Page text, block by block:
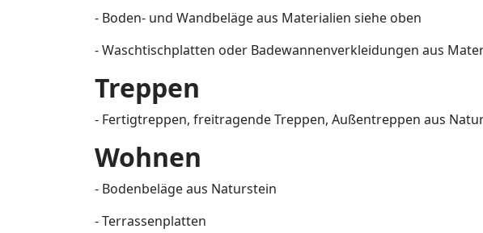
- Boden- und Wandbeläge aus Materialien siehe oben
- Waschtischplatten oder Badewannenverkleidungen aus
Treppen
- Fertigtreppen, freitragende Treppen, Außentreppen aus
Wohnen
- Bodenbeläge aus Naturstein
- Terrassenplatten